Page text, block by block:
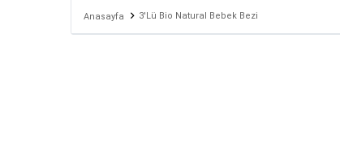
Anasayfa 3'lü Bio Natural Bebek Bezi